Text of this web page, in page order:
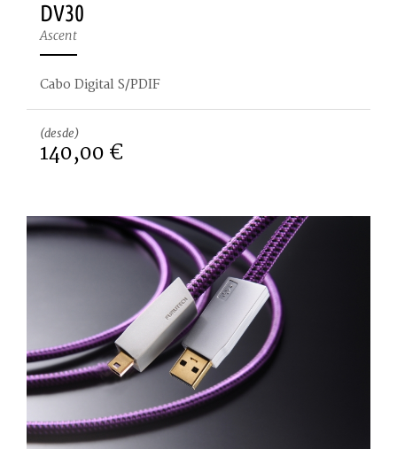
DV30
Ascent
Cabo Digital S/PDIF
(desde)
140,00 €